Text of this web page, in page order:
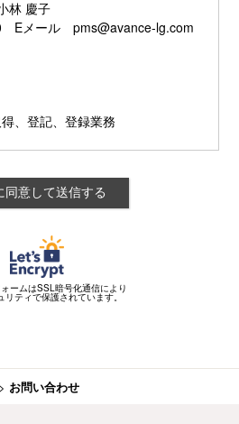
林 慶子
Eメール pms@avance-lg.com
、登記、登録業務
ビスの紹介及び提供
者、遺族を含む。）を特定できない
他の講演活動において発表すること
するインターネット上のサイト、当
が運営し当法人若しくは所属弁護士
インターネット上のサイト、当法人
ームはSSL暗号化通信により
リティで保護されています。
> お問い合わせ